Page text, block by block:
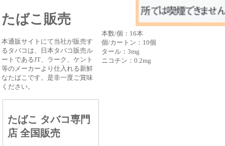
たばこ販売
本通販サイトにて当社が販売す
るタバコは、日本タバコ販売ル
ートであるJT、ラーク、ケント
等のメーカーより仕入れる新鮮
なたばこです。是非一度ご賞味
ください。
たばこ タバコ専門
店 全国販売
本数/個：16本
個/カートン：10個
タール：3mg
ニコチン：0.2mg